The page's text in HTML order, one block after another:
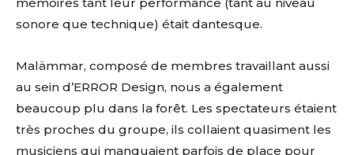
sonore que technique) était dantesque.
Malämmar, composé de membres travaillant aussi
au sein d’ERROR Design, nous a également
beaucoup plu dans la forêt. Les spectateurs étaient
très proches du groupe, ils collaient quasiment les
musiciens qui manquaient parfois de place pour